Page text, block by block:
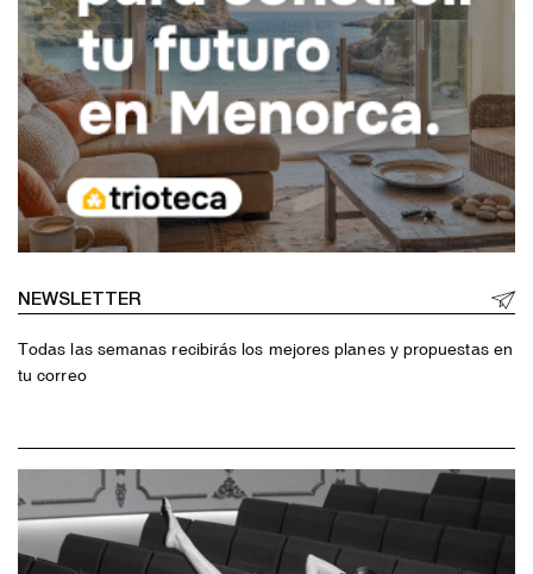
NEWSLETTER
Todas las semanas recibirás los mejores planes y propuestas en
tu correo